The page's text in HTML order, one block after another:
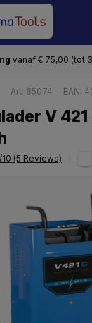
vanaf € 75,00 (tot
Art: 85074 EAN:
V
(5 Reviews)